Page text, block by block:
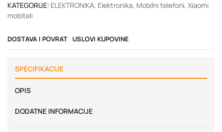
KATEGORIJE: ELEKTRONIKA, Elektronika, Mobilni telefoni, Xiaomi
mobiteli
DOSTAVA I POVRAT USLOVI KUPOVINE
SPECIFIKACIJE
OPIS
DODATNE INFORMACIJE